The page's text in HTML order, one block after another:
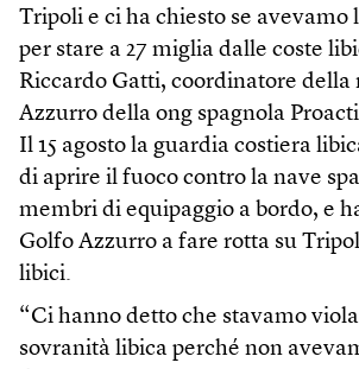
Tripoli e ci ha chiesto se avevamo
per stare a 27 miglia dalle coste
Riccardo Gatti, coordinatore della
Azzurro della ong spagnola
Il 15 agosto la guardia costiera
di aprire il fuoco contro la nave
membri di equipaggio a bordo, e
Golfo Azzurro a fare rotta su
libici.
“Ci hanno detto che stavamo
sovranità libica perché non